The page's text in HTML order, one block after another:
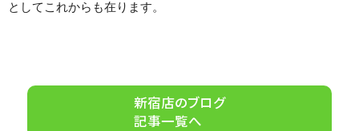
としてこれからも在ります。
新宿店のブログ
記事一覧へ